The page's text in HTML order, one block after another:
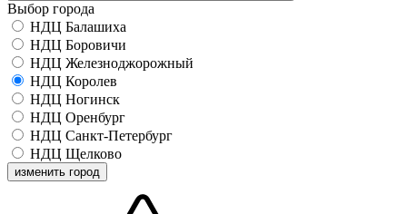
Выбор города
НДЦ Балашиха
НДЦ Боровичи
НДЦ Железноджорожный
НДЦ Королев
НДЦ Ногинск
НДЦ Оренбург
НДЦ Санкт-Петербург
НДЦ Щелково
изменить город